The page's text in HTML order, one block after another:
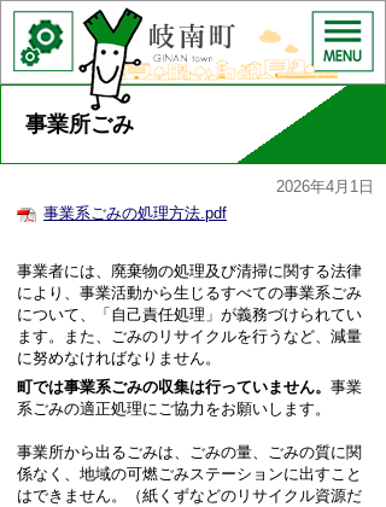
事業所ごみ
2026年4月1日
事業系ごみの処理方法.pdf
事業者には、廃棄物の処理及び清掃に関する法律
により、事業活動から生じるすべての事業系ごみ
について、「自己責任処理」が義務づけられてい
ます。また、ごみのリサイクルを行うなど、減量
に努めなければなりません。
町では事業系ごみの収集は行っていません。 事業
系ごみの適正処理にご協力をお願いします。
事業所から出るごみは、ごみの量、ごみの質に関
係なく、地域の可燃ごみステーションに出すこと
はできません。（紙くずなどのリサイクル資源だ